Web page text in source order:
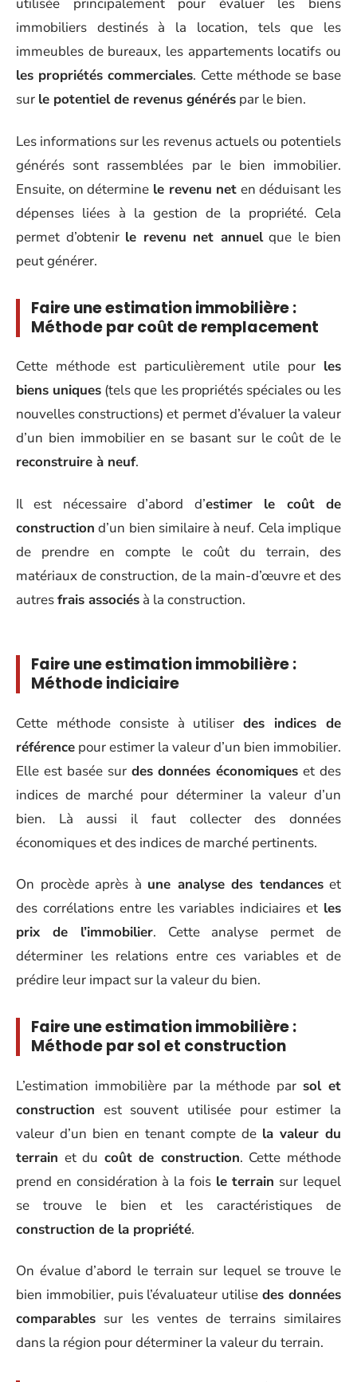
immobiliers destinés à la location, tels que les
immeubles de bureaux, les appartements locatifs ou
les propriétés commerciales. Cette méthode se base
sur le potentiel de revenus générés par le bien.
Les informations sur les revenus actuels ou potentiels
générés sont rassemblées par le bien immobilier.
Ensuite, on détermine le revenu net en déduisant les
dépenses liées à la gestion de la propriété. Cela
permet d’obtenir le revenu net annuelque le bien
peut générer.
Faire une estimation immobilière :
Méthode par coût de remplacement
Cette méthode est particulièrement utile pour les
biens uniques (tels que les propriétés spéciales ou les
nouvelles constructions) et permet d’évaluer la valeur
d’un bien immobilier en se basant sur le coût de le
reconstruire à neuf.
Il est nécessaire d’abord d’estimer le coût de
construction d’un bien similaire à neuf. Cela implique
de prendre en compte le coût du terrain, des
matériaux de construction, de la main-d’œuvre et des
autresfrais associés à la construction.
Faire une estimation immobilière :
Méthode indiciaire
Cette méthode consiste à utiliserdes indices de
référence pour estimer la valeur d’un bien immobilier.
Elle est basée sur des données économiques et des
indices de marché pour déterminer la valeur d’un
bien. Là aussi il faut collecter des données
économiques et des indices de marché pertinents.
On procède après à une analyse des tendanceset
des corrélations entre les variables indiciaires et les
prix de l’immobilier. Cette analyse permet de
déterminer les relations entre ces variables et de
prédire leur impact sur la valeur du bien.
Faire une estimation immobilière :
Méthode par sol et construction
L’estimation immobilière par la méthode par sol et
construction est souvent utilisée pour estimer la
valeur d’un bien en tenant compte de la valeur du
terrain et du coût de construction. Cette méthode
prend en considération à la fois le terrain sur lequel
se trouve le bien et les caractéristiques de
construction de la propriété.
On évalue d’abord le terrain sur lequel se trouve le
bien immobilier, puis l’évaluateur utilisedes données
comparables sur les ventes de terrains similaires
dans la région pour déterminer la valeur du terrain.